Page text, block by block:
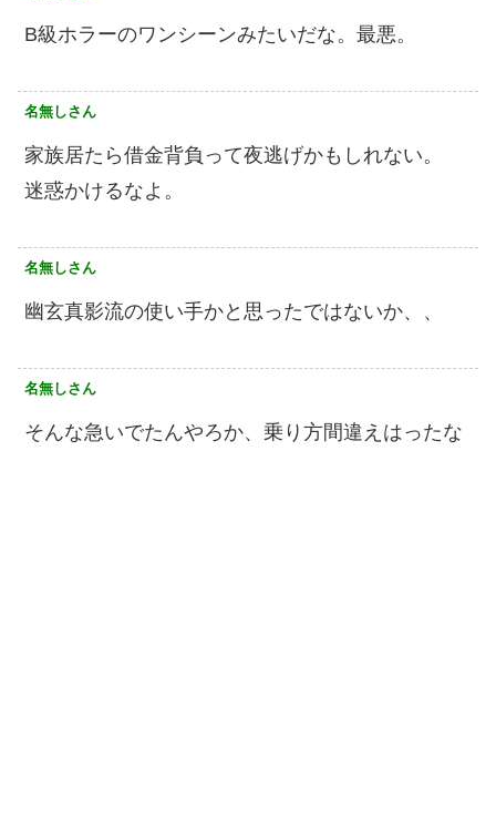
B級ホラーのワンシーンみたいだな。最悪。
名無しさん
家族居たら借金背負って夜逃げかもしれない。
迷惑かけるなよ。
名無しさん
幽玄真影流の使い手かと思ったではないか、、
名無しさん
そんな急いでたんやろか、乗り方間違えはったな